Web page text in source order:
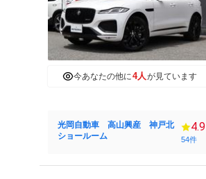
今あなたの他に4人 が見ています
光岡自動車 高山興産 神戸北
ショールーム
4.9
54件